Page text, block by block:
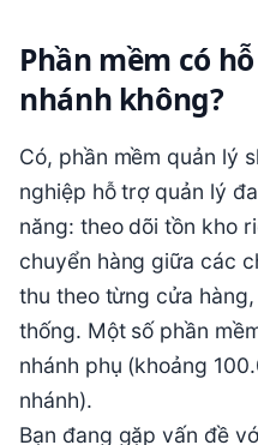
Phần mềm có
nhánh không?
Có, phần mềm quản lý
nghiệp hỗ trợ quản lý
năng: theo dõi tồn kho
chuyển hàng giữa các
thu theo từng cửa
thống. Một số phần
nhánh phụ (khoảng
nhánh).
Bạn đang gặp vấn đề